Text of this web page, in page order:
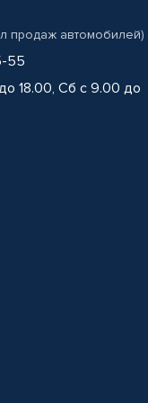
продаж автомобилей)
55
18.00, Сб с 9.00 до